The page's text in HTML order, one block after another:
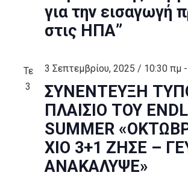
για την εισαγωγή
στις ΗΠΑ”
Τε
3
ΣΥΝΕΝΤΕΥΞΗ
ΠΛΑΙΣΙΟ ΤΟΥ
SUMMER
ΧΙΟ 3+1 ΖΗΣΕ –
ΑΝΑΚΑΛΥΨΕ»
3 Σεπτεμβρίου, 2025 / 10:30 πμ-